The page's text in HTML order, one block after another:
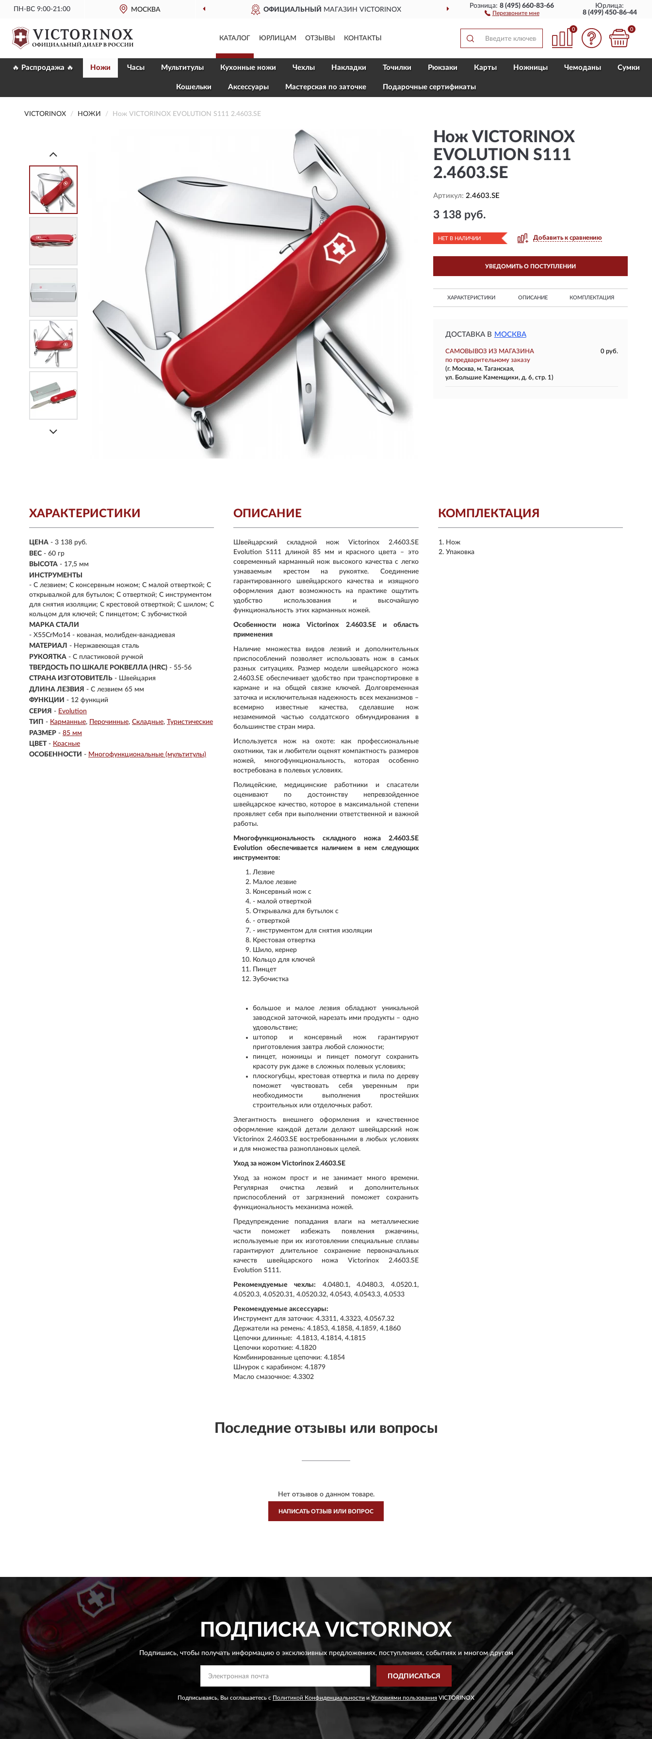
ПН-ВС 9:00-21:00 МОСКВА ОФИЦИАЛЬНЫЙ МАГАЗИН VICTORINOX ДОСТАВИМ ПО ВСЕЙ РОССИИ
Розница:8 (495) 660-83-66
Перезвоните мне
Юрлица:
8 (499) 450-86-44
КАТАЛОГ ЮРЛИЦАМ ОТЗЫВЫ КОНТАКТЫ
0 0
🔥 Распродажа 🔥 Ножи Часы Мультитулы Кухонные ножи Чехлы Накладки Точилки Рюкзаки Карты Ножницы Чемоданы Сумки
Кошельки Aксессуары Мастерская по заточке Подарочные сертификаты
VICTORINOX НОЖИ Нож VICTORINOX EVOLUTION S111 2.4603.SE
Нож VICTORINOX
EVOLUTION S111
2.4603.SE
Артикул: 2.4603.SE
3 138 руб.
НЕТ В НАЛИЧИИ Добавить к сравнению
УВЕДОМИТЬ О ПОСТУПЛЕНИИ
ХАРАКТЕРИСТИКИ ОПИСАНИЕ КОМПЛЕКТАЦИЯ
ДОСТАВКА В МОСКВА
САМОВЫВОЗ ИЗ МАГАЗИНА
0 руб.
по предварительному заказу
(г. Москва, м. Таганская,
ул. Большие Каменщики, д. 6, стр. 1)
ХАРАКТЕРИСТИКИ
ЦЕНА - 3 138 руб.
ВЕС - 60 гр
ВЫСОТА - 17,5 мм
ИНСТРУМЕНТЫ
- С лезвием; С консервным ножом; С малой отверткой; С
открывалкой для бутылок; С отверткой; С инструментом
для снятия изоляции; С крестовой отверткой; С шилом; С
кольцом для ключей; С пинцетом; С зубочисткой
МАРКА СТАЛИ
- X55CrMo14 - кованая, молибден-ванадиевая
МАТЕРИАЛ - Нержавеющая сталь
РУКОЯТКА - С пластиковой ручкой
ТВЕРДОСТЬ ПО ШКАЛЕ РОКВЕЛЛА (HRC) - 55-56
СТРАНА ИЗГОТОВИТЕЛЬ - Швейцария
ДЛИНА ЛЕЗВИЯ - С лезвием 65 мм
ФУНКЦИИ - 12 функций
СЕРИЯ - Evolution
ТИП - Карманные Перочинные Складные Туристические
РАЗМЕР - 85 мм
ЦВЕТ - Красные
ОСОБЕННОСТИ - Многофункциональные (мультитулы)
КОМПЛЕКТАЦИЯ
Нож
Упаковка
ОПИСАНИЕ
Швейцарский складной нож Victorinox 2.4603.SE
Evolution S111 длиной 85 мм и красного цвета – это
современный карманный нож высокого качества с легко
узнаваемым крестом на рукоятке. Соединение
гарантированного швейцарского качества и изящного
оформления дают возможность на практике ощутить
удобство использования и высочайшую
функциональность этих карманных ножей.
Особенности ножа Victorinox 2.4603.SE и область
применения
Наличие множества видов лезвий и дополнительных
приспособлений позволяет использовать нож в самых
разных ситуациях. Размер модели швейцарского ножа
2.4603.SE обеспечивает удобство при транспортировке в
кармане и на общей связке ключей. Долговременная
заточка и исключительная надежность всех механизмов –
всемирно известные качества, сделавшие нож
незаменимой частью солдатского обмундирования в
большинстве стран мира.
Используется нож на охоте: как профессиональные
охотники, так и любители оценят компактность размеров
ножей, многофункциональность, которая особенно
востребована в полевых условиях.
Полицейские, медицинские работники и спасатели
оценивают по достоинству непревзойденное
швейцарское качество, которое в максимальной степени
проявляет себя при выполнении ответственной и важной
работы.
Многофункциональность складного ножа 2.4603.SE
Evolution обеспечивается наличием в нем следующих
инструментов:
Лезвие
Малое лезвие
Консервный нож с
- малой отверткой
Открывалка для бутылок с
- отверткой
- инструментом для снятия изоляции
Крестовая отвертка
Шило, кернер
Кольцо для ключей
Пинцет
Зубочистка
большое и малое лезвия обладают уникальной
заводской заточкой, нарезать ими продукты – одно
удовольствие;
штопор и консервный нож гарантируют
приготовления завтра любой сложности;
пинцет, ножницы и пинцет помогут сохранить
красоту рук даже в сложных полевых условиях;
плоскогубцы, крестовая отвертка и пила по дереву
поможет чувствовать себя уверенным при
необходимости выполнения простейших
строительных или отделочных работ.
Элегантность внешнего оформления и качественное
оформление каждой детали делают швейцарский нож
Victorinox 2.4603.SE востребованными в любых условиях
и для множества разноплановых целей.
Уход за ножом Victorinox 2.4603.SE
Уход за ножом прост и не занимает много времени.
Регулярная очистка лезвий и дополнительных
приспособлений от загрязнений поможет сохранить
функциональность механизма ножей.
Предупреждение попадания влаги на металлические
части поможет избежать появления ржавчины,
используемые при их изготовлении специальные сплавы
гарантируют длительное сохранение первоначальных
качеств швейцарского ножа Victorinox 2.4603.SE
Evolution S111.
Рекомендуемые чехлы: 4.0480.1, 4.0480.3, 4.0520.1,
4.0520.3, 4.0520.31, 4.0520.32, 4.0543, 4.0543.3, 4.0533
Рекомендуемые аксессуары:
Инструмент для заточки: 4.3311, 4.3323, 4.0567.32
Держатели на ремень: 4.1853, 4.1858, 4.1859, 4.1860
Цепочки длинные: 4.1813, 4.1814, 4.1815
Цепочки короткие: 4.1820
Комбинированные цепочки: 4.1854
Шнурок с карабином: 4.1879
Масло смазочное: 4.3302
Последние отзывы или вопросы
Нет отзывов о данном товаре.
НАПИСАТЬ ОТЗЫВ ИЛИ ВОПРОС
ПОДПИСКАVICTORINOX
Подпишись, чтобы получать информацию о эксклюзивных предложениях,поступлениях, событиях и многом другом
ПОДПИСАТЬСЯ
Подписываясь, Вы соглашаетесь с Политикой Конфиденциальности и Условиями пользования VICTORINOX